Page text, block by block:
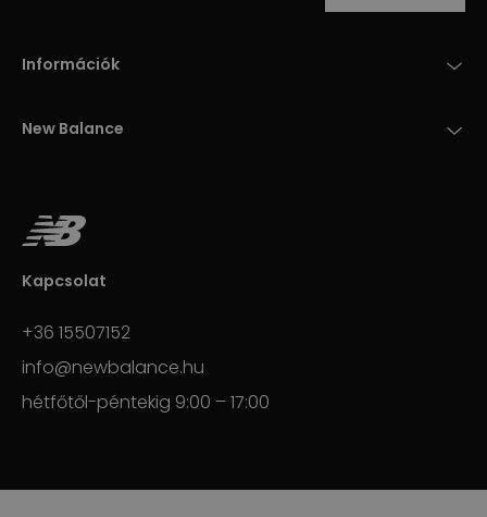
Információk
New Balance
Kapcsolat
+36 15507152
info@newbalance.hu
hétfőtől-péntekig 9:00 – 17:00